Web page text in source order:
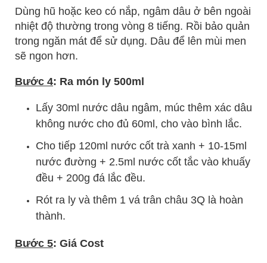
Dùng hũ hoặc keo có nắp, ngâm dâu ở bên ngoài
nhiệt độ thường trong vòng 8 tiếng. Rồi bảo quản
trong ngăn mát để sử dụng. Dâu để lên mùi men
sẽ ngon hơn.
Bước 4: Ra món ly 500ml
Lấy 30ml nước dâu ngâm, múc thêm xác dâu
không nước cho đủ 60ml, cho vào bình lắc.
Cho tiếp 120ml nước cốt trà xanh + 10-15ml
nước đường + 2.5ml nước cốt tắc vào khuấy
đều + 200g đá lắc đều.
Rót ra ly và thêm 1 vá trân châu 3Q là hoàn
thành.
Bước 5: Giá Cost